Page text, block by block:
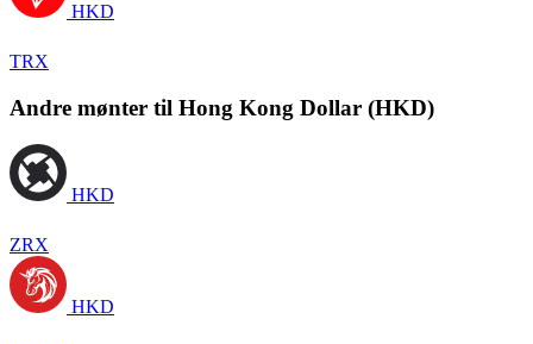
HKD
TRX
Andre mønter til Hong Kong Dollar (HKD)
HKD
ZRX
HKD